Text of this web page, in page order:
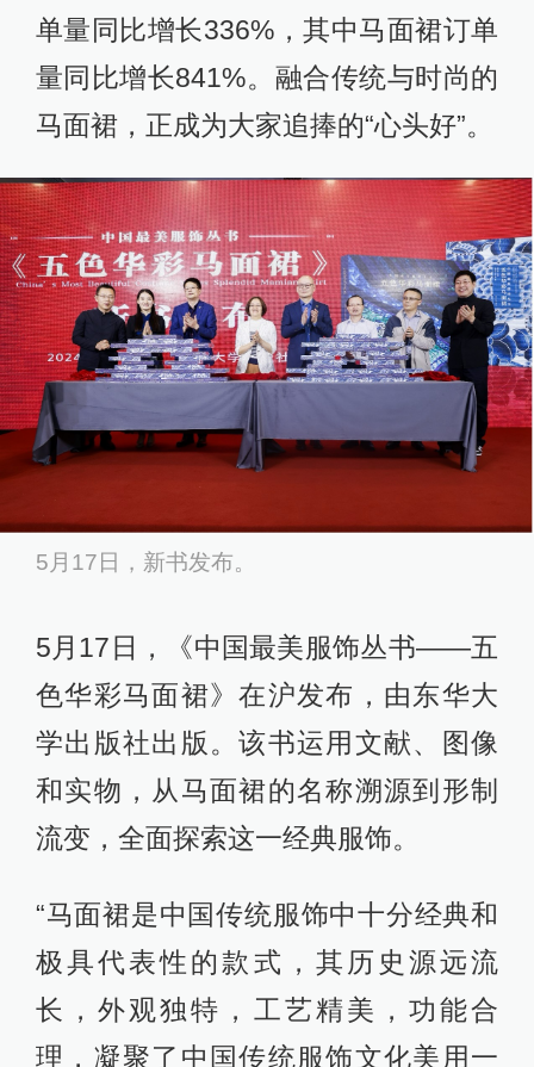
单量同比增长336%，其中马面裙订单
量同比增长841%。融合传统与时尚的
马面裙，正成为大家追捧的“心头好”。
5月17日，新书发布。
5月17日，《中国最美服饰丛书——五
色华彩马面裙》在沪发布，由东华大
学出版社出版。该书运用文献、图像
和实物，从马面裙的名称溯源到形制
流变，全面探索这一经典服饰。
“马面裙是中国传统服饰中十分经典和
极具代表性的款式，其历史源远流
长，外观独特，工艺精美，功能合
理，凝聚了中国传统服饰文化美用一